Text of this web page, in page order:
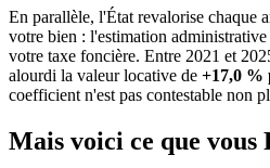
En parallèle, l'État revalorise chaque
votre bien : l'estimation administrative
votre taxe foncière. Entre 2021 et
alourdi la valeur locative de +17,0 %
coefficient n'est pas contestable non
Mais voici ce que vous